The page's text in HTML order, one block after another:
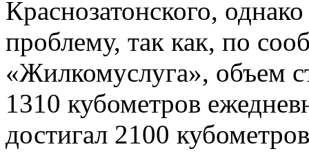
Краснозатонского,
проблему, так как, по
«Жилкомуслуга», объем
1310 кубометров
достигал 2100